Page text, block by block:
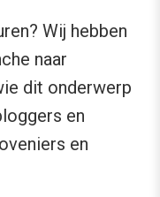
Wij hebben
naar
dit onderwerp
en
en